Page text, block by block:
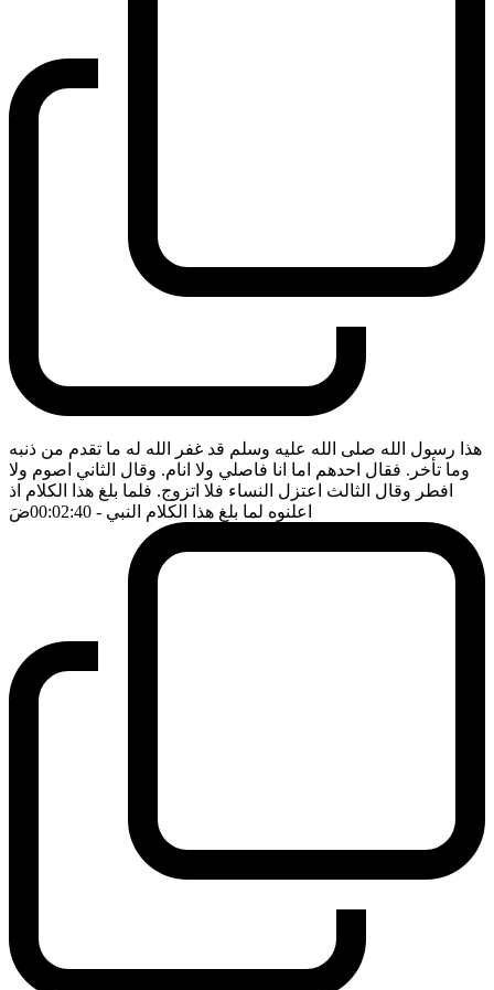
هذا رسول الله صلى الله عليه وسلم قد غفر الله له ما تقدم من ذنبه
وما تأخر. فقال احدهم اما انا فاصلي ولا انام. وقال الثاني اصوم ولا
افطر وقال الثالث اعتزل النساء فلا اتزوج. فلما بلغ هذا الكلام اذ
اعلنوه لما بلغ هذا الكلام النبي - 00:02:40 ضَ